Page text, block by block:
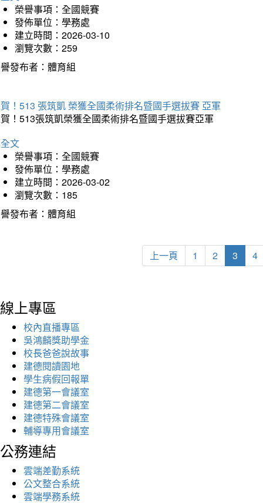
榮譽事項：全國競賽
發佈單位：學務處
建立時間：2026-03-10
瀏覽次數：259
發布者：體育組
！513 張筑凱 榮獲全國柔術排名暨國手選拔賽 亞軍
！513張筑凱榮獲全國柔術排名暨國手選拔賽亞軍
文
榮譽事項：全國競賽
發佈單位：學務處
建立時間：2026-03-02
瀏覽次數：185
發布者：體育組
上一頁 1 2 3 4
線上專區
校內直播專區
吳鴻麟獎助學金
校長爸爸說故事
建德閱讀園地
學生病假回報單
建德第一會議室
建德第二會議室
建德特殊會議室
輔導專用會議室
公務連結
雲端差勤系統
公文整合系統
雲端學務系統